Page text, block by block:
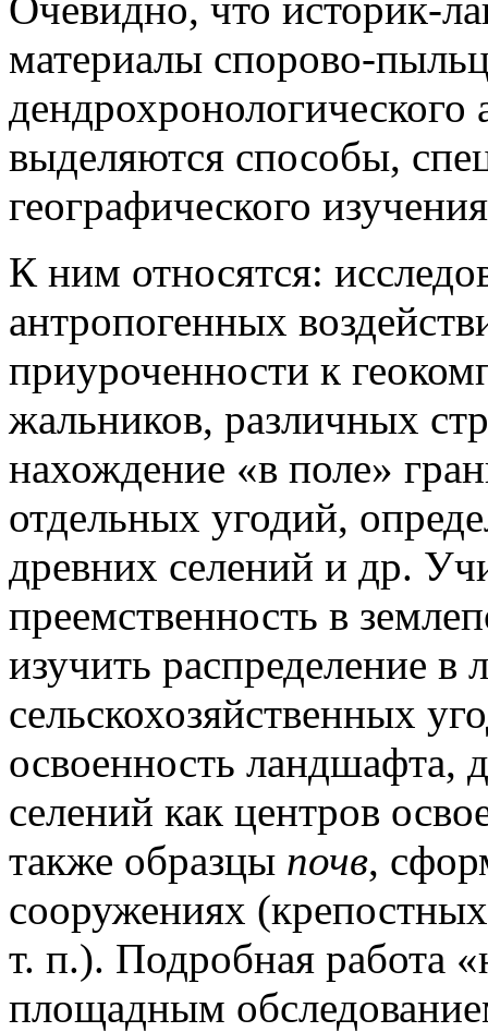
материалы спорово-
выделяются способы,
географического
К ним относятся:
антропогенных
приуроченности к
жальни­ков, различных
нахождение «в поле»
отдельных угодий,
древних селений и др.
преемственность в
изучить распределение
сельскохозяйственных
освоенность ландшафта,
селений как центров
также образцы почв,
соору­жениях
т. п.). Подроб­ная работа
площадным